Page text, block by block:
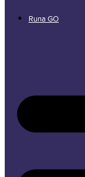
Runa GO